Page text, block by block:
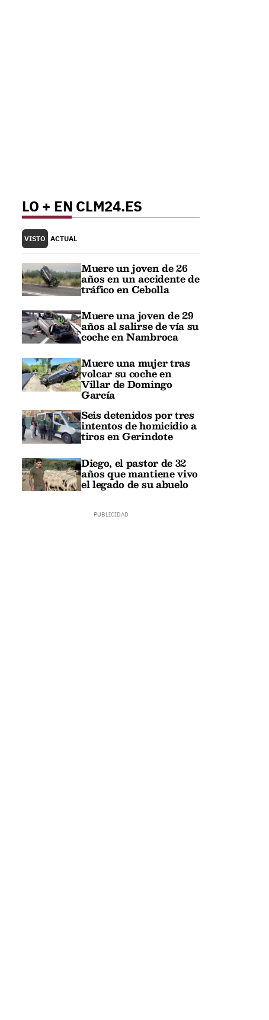
LO + EN CLM24.ES
VISTO ACTUAL
Muere un joven de 26
años en un accidente de
tráfico en Cebolla
Muere una joven de 29
años al salirse de vía su
coche en Nambroca
Muere una mujer tras
volcar su coche en
Villar de Domingo
García
Seis detenidos por tres
intentos de homicidio a
tiros en Gerindote
Diego, el pastor de 32
años que mantiene vivo
el legado de su abuelo